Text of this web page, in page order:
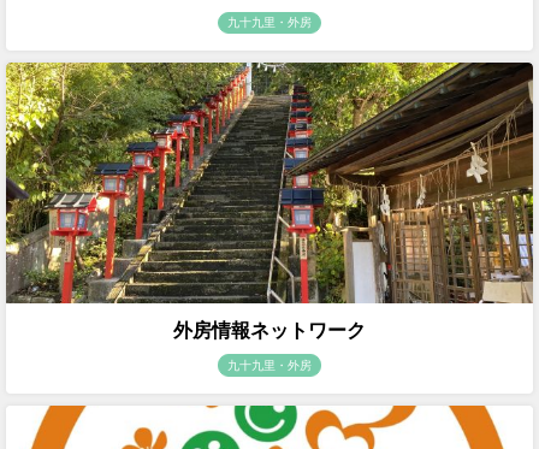
九十九里・外房
外房情報ネットワーク
九十九里・外房